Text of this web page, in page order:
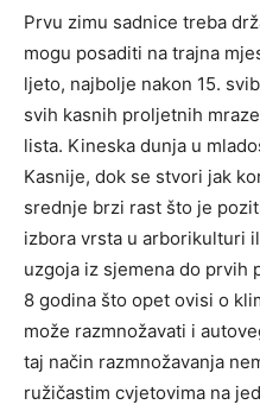
Prvu zimu sadnice treba
mogu posaditi na trajna
ljeto, najbolje nakon 15.
svih kasnih proljetnih
lista. Kineska dunja u
Kasnije, dok se stvori jak
srednje brzi rast što je
izbora vrsta u arborikulturi
uzgoja iz sjemena do prvih
8 godina što opet ovisi o
može razmnožavati i
taj način razmnožavanja
ružičastim cvjetovima na